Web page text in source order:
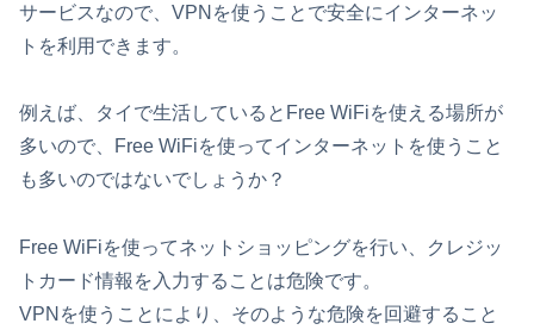
サービスなので、VPNを使うことで安全にインターネッ
トを利用できます。
例えば、タイで生活しているとFree WiFiを使える場所が
多いので、Free WiFiを使ってインターネットを使うこと
も多いのではないでしょうか？
Free WiFiを使ってネットショッピングを行い、クレジッ
トカード情報を入力することは危険です。
VPNを使うことにより、そのような危険を回避すること